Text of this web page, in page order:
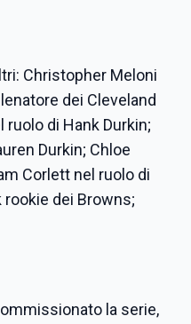
Christopher Meloni
dei Cleveland
ruolo di Hank Durkin;
Durkin; Chloe
Corlett nel ruolo di
rookie dei Browns;
la serie,